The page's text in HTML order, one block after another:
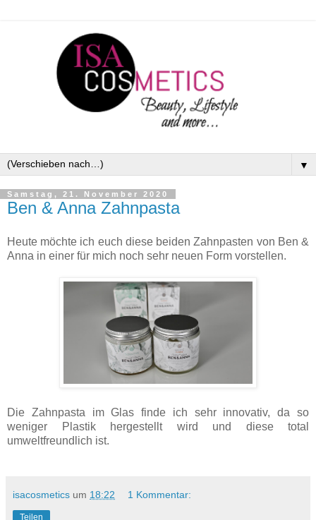
▼
Samstag, 21. November 2020
Ben & Anna Zahnpasta
Heute möchte ich euch diese beiden Zahnpasten von Ben &
Anna in einer für mich noch sehr neuen Form vorstellen.
Die Zahnpasta im Glas finde ich sehr innovativ, da so
weniger Plastik hergestellt wird und diese total
umweltfreundlich ist.
isacosmetics um 18:22 1 Kommentar:
Teilen